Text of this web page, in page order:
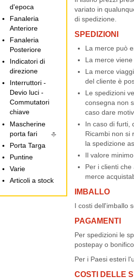
variato in
di spedizione.
SPEDIZIONI
La merce può
La merce
La merce
del cliente è
Le spedizioni
consegna non
caso dare
In caso di furti,
Ricambi non si
la spedizione
Il valore
Per i clienti
merce
IMBALLO
I costi dell'imballo
PAGAMENTI
Per spedizioni le
postepay o
Per i Paesi esteri
COSTI DELLE
d'epoca
Fanaleria
Anteriore
Fanaleria
Posteriore
Indicatori di
direzione
Interruttori -
Devio luci -
Commutatori
chiave
Mascherine
porta fari
Porta Targa
Puntine
Varie
Articoli a stock